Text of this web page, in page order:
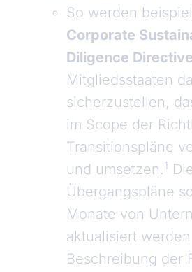
So werden
Corporate
Diligence
Mitgliedsstaaten
sicherzustellen,
im Scope der
Transitionspläne
und umsetzen.1
Übergangspläne
Monate von
aktualisiert
Beschreibung der